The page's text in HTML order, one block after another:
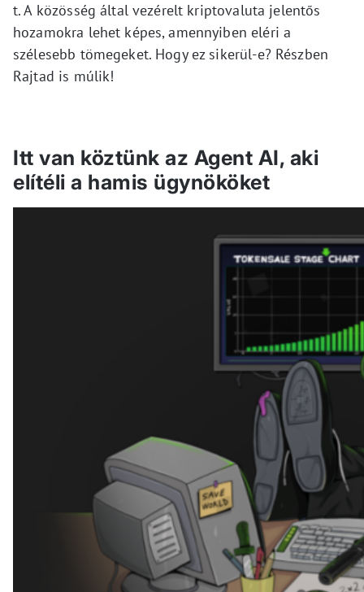
t. A közösség által vezérelt kriptovaluta jelentős
hozamokra lehet képes, amennyiben eléri a
szélesebb tömegeket. Hogy ez sikerül-e? Részben
Rajtad is múlik!
Itt van köztünk az Agent AI, aki
elítéli a hamis ügynököket